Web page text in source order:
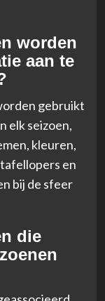
worden
aan te
gebruikt
elk seizoen,
kleuren,
en
bij de sfeer
die